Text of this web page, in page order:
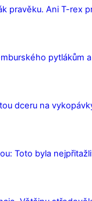
pravěku. Ani T-rex
pytlákům
dceru na
Toto byla